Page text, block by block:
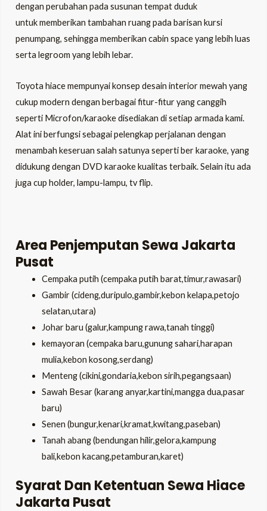
dengan perubahan pada susunan tempat duduk
untuk memberikan tambahan ruang pada barisan kursi
penumpang, sehingga memberikan cabin space yang lebih luas
serta legroom yang lebih lebar.
Toyota hiace mempunyai konsep desain interior mewah yang
cukup modern dengan berbagai fitur-fitur yang canggih
seperti Microfon/karaoke disediakan di setiap armada kami.
Alat ini berfungsi sebagai pelengkap perjalanan dengan
menambah keseruan salah satunya seperti ber karaoke, yang
didukung dengan DVD karaoke kualitas terbaik. Selain itu ada
juga cup holder, lampu-lampu, tv flip.
Area Penjemputan Sewa Jakarta
Pusat
Cempaka putih (cempaka putih barat,timur,rawasari)
Gambir (cideng,duripulo,gambir,kebon kelapa,petojo
selatan,utara)
Johar baru (galur,kampung rawa,tanah tinggi)
kemayoran (cempaka baru,gunung sahari,harapan
mulia,kebon kosong,serdang)
Menteng (cikini,gondaria,kebon sirih,pegangsaan)
Sawah Besar (karang anyar,kartini,mangga dua,pasar
baru)
Senen (bungur,kenari,kramat,kwitang,paseban)
Tanah abang (bendungan hilir,gelora,kampung
bali,kebon kacang,petamburan,karet)
Syarat Dan Ketentuan Sewa Hiace
Jakarta Pusat